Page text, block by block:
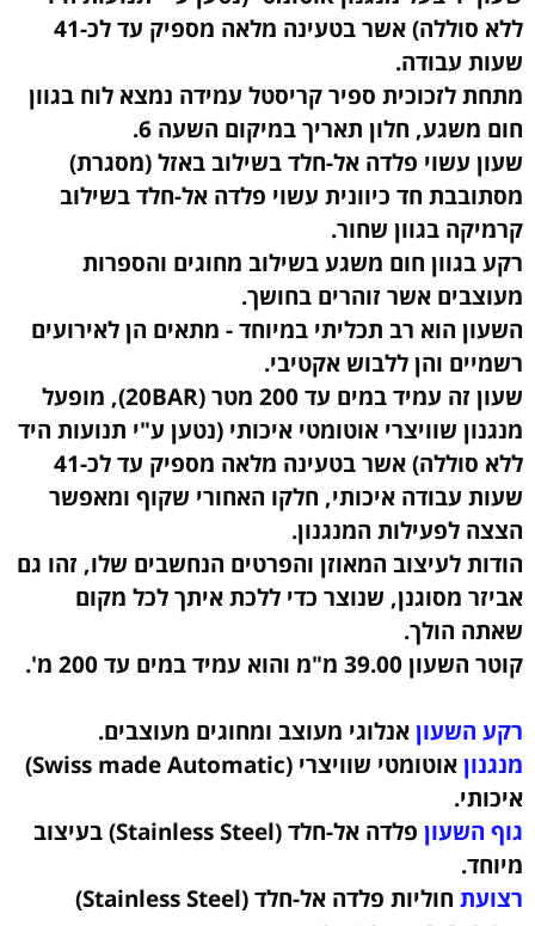
ללא סוללה) אשר בטעינה מלאה מספיק עד לכ-41
שעות עבודה.
מתחת לזכוכית ספיר קריסטל עמידה נמצא לוח בגוון
חום משגע, חלון תאריך במיקום השעה 6.
שעון עשוי פלדה אל-חלד בשילוב באזל (מסגרת)
מסתובבת חד כיוונית עשוי פלדה אל-חלד בשילוב
קרמיקה בגוון שחור.
רקע בגוון חום משגע בשילוב מחוגים והספרות
מעוצבים אשר זוהרים בחושך.
השעון הוא רב תכליתי במיוחד - מתאים הן לאירועים
רשמיים והן ללבוש אקטיבי.
שעון זה עמיד במים עד 200 מטר (20BAR), מופעל
מנגנון שוויצרי אוטומטי איכותי (נטען ע"י תנועות היד
ללא סוללה) אשר בטעינה מלאה מספיק עד לכ-41
שעות עבודה איכותי, חלקו האחורי שקוף ומאפשר
הצצה לפעילות המנגנון.
הודות לעיצוב המאוזן והפרטים הנחשבים שלו, זהו גם
אביזר מסוגנן, שנוצר כדי ללכת איתך לכל מקום
שאתה הולך.
קוטר השעון 39.00 מ"מ והוא עמיד במים עד 200 מ'.
רקע השעוןאנלוגי מעוצב ומחוגים מעוצבים.
מנגנון
אוטומטי שוויצרי (Swiss made Automatic)
איכותי.
גוף השעון
פלדה אל-חלד (Stainless Steel) בעיצוב
מיוחד.
רצועת
חוליות פלדה אל-חלד (Stainless Steel)